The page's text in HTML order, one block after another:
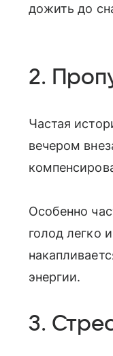
дожить до
2.
Частая
вечером
Особенно
голод легко
энергии.
3.